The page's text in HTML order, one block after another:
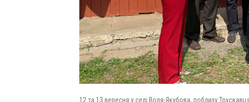
12 та 13 вересня у селі Воля-Якубова, поблизу